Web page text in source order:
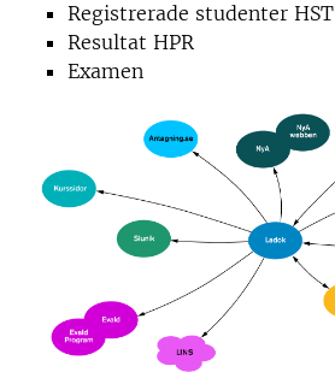
Registrerade studenter HST
Resultat HPR
Examen